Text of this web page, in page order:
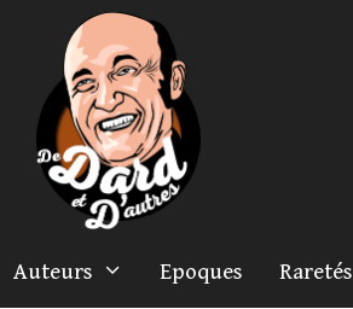
Auteurs Epoques Raretés